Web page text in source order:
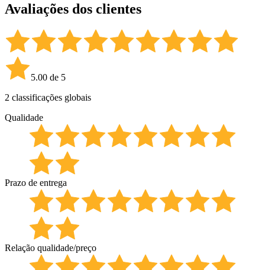
Avaliações dos clientes
5.00 de 5
2 classificações globais
Qualidade
Prazo de entrega
Relação qualidade/preço